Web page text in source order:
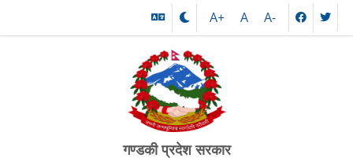
A+ A A-
गण्डकी प्रदेश सरकार